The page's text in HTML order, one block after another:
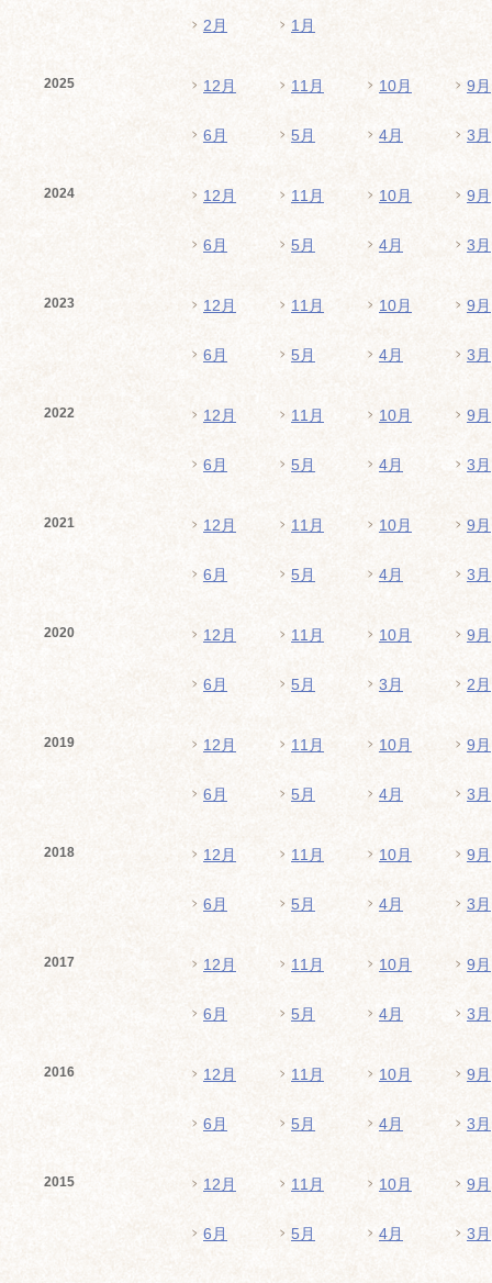
2月 1月
2025 12月 11月 10月 9月
6月 5月 4月 3月
2024 12月 11月 10月 9月
6月 5月 4月 3月
2023 12月 11月 10月 9月
6月 5月 4月 3月
2022 12月 11月 10月 9月
6月 5月 4月 3月
2021 12月 11月 10月 9月
6月 5月 4月 3月
2020 12月 11月 10月 9月
6月 5月 3月 2月
2019 12月 11月 10月 9月
6月 5月 4月 3月
2018 12月 11月 10月 9月
6月 5月 4月 3月
2017 12月 11月 10月 9月
6月 5月 4月 3月
2016 12月 11月 10月 9月
6月 5月 4月 3月
2015 12月 11月 10月 9月
6月 5月 4月 3月